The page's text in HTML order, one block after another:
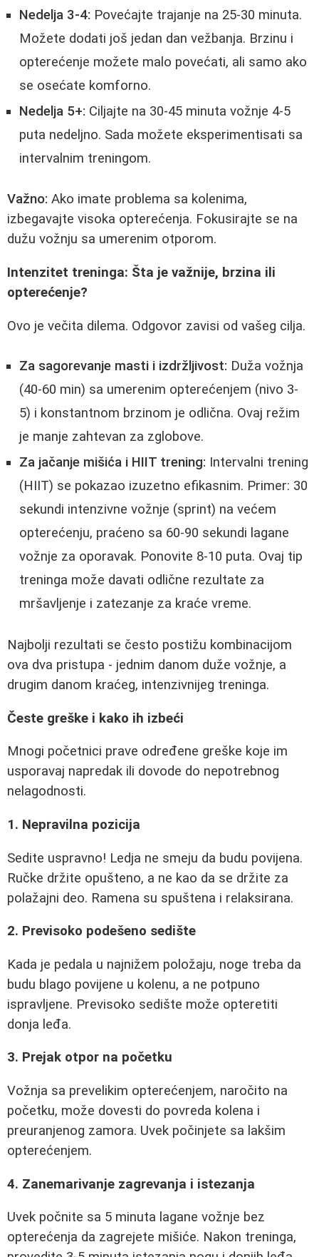
Nedelja 3-4: Povećajte trajanje na 25-30 minuta.
Možete dodati još jedan dan vežbanja. Brzinu i
opterećenje možete malo povećati, ali samo ako
se osećate komforno.
Nedelja 5+: Ciljajte na 30-45 minuta vožnje 4-5
puta nedeljno. Sada možete eksperimentisati sa
intervalnim treningom.
Važno: Ako imate problema sa kolenima,
izbegavajte visoka opterećenja. Fokusirajte se na
dužu vožnju sa umerenim otporom.
Intenzitet treninga: Šta je važnije, brzina ili
opterećenje?
Ovo je večita dilema. Odgovor zavisi od vašeg cilja.
Za sagorevanje masti i izdržljivost: Duža vožnja
(40-60 min) sa umerenim opterećenjem (nivo 3-
5) i konstantnom brzinom je odlična. Ovaj režim
je manje zahtevan za zglobove.
Za jačanje mišića i HIIT trening: Intervalni trening
(HIIT) se pokazao izuzetno efikasnim. Primer: 30
sekundi intenzivne vožnje (sprint) na većem
opterećenju, praćeno sa 60-90 sekundi lagane
vožnje za oporavak. Ponovite 8-10 puta. Ovaj tip
treninga može davati odlične rezultate za
mršavljenje i zatezanje za kraće vreme.
Najbolji rezultati se često postižu kombinacijom
ova dva pristupa - jednim danom duže vožnje, a
drugim danom kraćeg, intenzivnijeg treninga.
Česte greške i kako ih izbeći
Mnogi početnici prave određene greške koje im
usporavaj napredak ili dovode do nepotrebnog
nelagodnosti.
1. Nepravilna pozicija
Sedite uspravno! Ledja ne smeju da budu povijena.
Ručke držite opušteno, a ne kao da se držite za
polažajni deo. Ramena su spuštena i relaksirana.
2. Previsoko podešeno sedište
Kada je pedala u najnižem položaju, noge treba da
budu blago povijene u kolenu, a ne potpuno
ispravljene. Previsoko sedište može opteretiti
donja leđa.
3. Prejak otpor na početku
Vožnja sa prevelikim opterećenjem, naročito na
početku, može dovesti do povreda kolena i
preuranjenog zamora. Uvek počinjete sa lakšim
opterećenjem.
4. Zanemarivanje zagrevanja i istezanja
Uvek počnite sa 5 minuta lagane vožnje bez
opterećenja da zagrejete mišiće. Nakon treninga,